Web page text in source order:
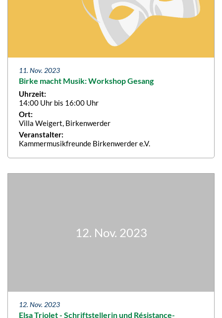
11. Nov. 2023
Birke macht Musik: Workshop Gesang
Uhrzeit:
14:00 Uhr bis 16:00 Uhr
Ort:
Villa Weigert, Birkenwerder
Veranstalter:
Kammermusikfreunde Birkenwerder e.V.
12. Nov. 2023
12. Nov. 2023
Elsa Triolet - Schriftstellerin und Résistance-